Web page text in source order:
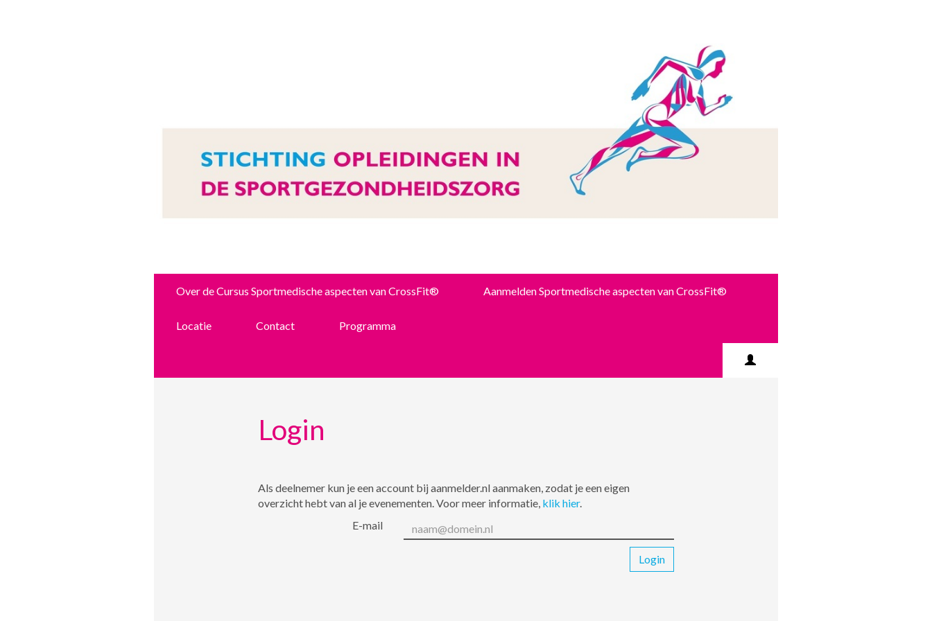
Over de Cursus Sportmedische aspecten van CrossFit® Aanmelden Sportmedische aspecten van CrossFit®
Locatie Contact Programma
Login
Als deelnemer kun je een account bij aanmelder.nl aanmaken, zodat je een eigen
overzicht hebt van al je evenementen. Voor meer informatie, klik hier.
E-mail
Login